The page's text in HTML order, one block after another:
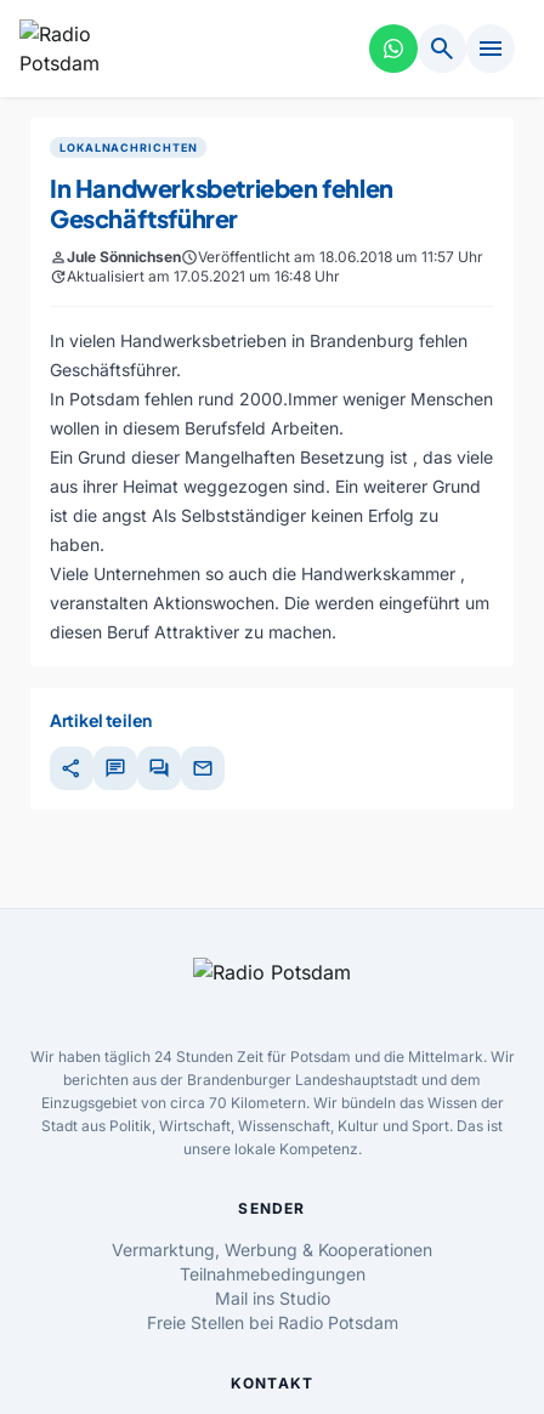
search menu
LOKALNACHRICHTEN
In Handwerksbetrieben fehlen
Geschäftsführer
personJule SönnichsenscheduleVeröffentlicht am 18.06.2018 um 11:57 Uhr
updateAktualisiert am 17.05.2021 um 16:48 Uhr
In vielen Handwerksbetrieben in Brandenburg fehlen
Geschäftsführer.
In Potsdam fehlen rund 2000.Immer weniger Menschen
wollen in diesem Berufsfeld Arbeiten.
Ein Grund dieser Mangelhaften Besetzung ist , das viele
aus ihrer Heimat weggezogen sind. Ein weiterer Grund
ist die angst Als Selbstständiger keinen Erfolg zu
haben.
Viele Unternehmen so auch die Handwerkskammer ,
veranstalten Aktionswochen. Die werden eingeführt um
diesen Beruf Attraktiver zu machen.
Artikel teilen
share chat forum mail
Wir haben täglich 24 Stunden Zeit für Potsdam und die Mittelmark. Wir
berichten aus der Brandenburger Landeshauptstadt und dem
Einzugsgebiet von circa 70 Kilometern. Wir bündeln das Wissen der
Stadt aus Politik, Wirtschaft, Wissenschaft, Kultur und Sport. Das ist
unsere lokale Kompetenz.
SENDER
Vermarktung, Werbung & Kooperationen
Teilnahmebedingungen
Mail ins Studio
Freie Stellen bei Radio Potsdam
KONTAKT